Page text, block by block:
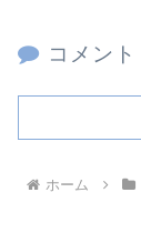
コメント
ホーム